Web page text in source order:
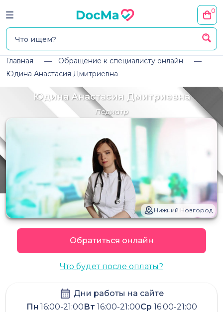
0
Главная
Обращение к специалисту онлайн
Юдина Анастасия Дмитриевна
Юдина Анастасия Дмитриевна
Педиатр
Нижний Новгород
Обратиться онлайн
Что будет после оплаты?
Дни работы на сайте
Пн 16:00-21:00Вт 16:00-21:00Ср 16:00-21:00